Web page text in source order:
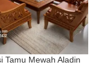
Tamu Mewah Aladin